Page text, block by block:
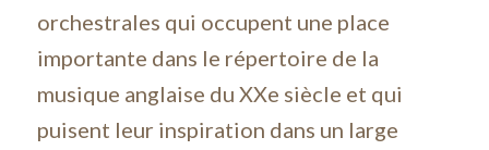
orchestrales qui occupent une place
importante dans le répertoire de la
musique anglaise du XXe siècle et qui
puisent leur inspiration dans un large